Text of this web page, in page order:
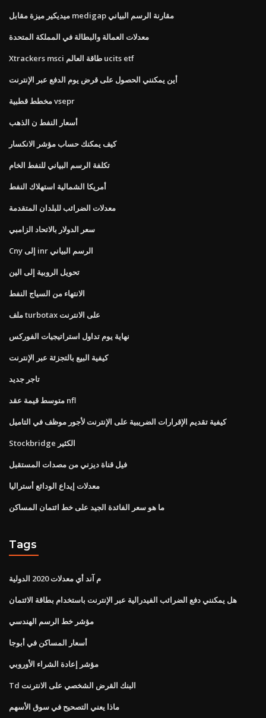
ميديكير ميزة مقابل medigap مقارنة الرسم البياني
معدلات العمالة والبطالة في المملكة المتحدة
Xtrackers msci طاقة العالم ucits etf
أين يمكنني الحصول على قرض يوم الدفع عبر الإنترنت
مخطط قطبية vsepr
أسعار النفط ن الذهب
كيف يمكنك حساب مؤشر الانكسار
تكلفة الرسم البياني للنفط الخام
أمريكا الشمالية استهلاك النفط
معدلات الضرائب للبلدان المتقدمة
سعر الدولار بالاتحاد الزامبي
Cny إلى inr الرسم البياني
تحويل الروبية إلى الين
الانتهاء من السياج النفط
ملف turbotax على الانترنت
نهاية يوم تداول استراتيجيات الفوركس
كيفية البيع بالتجزئة عبر الإنترنت
تاجر جديد
متوسط ​​قيمة عقد nfl
كيفية تقديم الإقرارات الضريبية على الإنترنت لأجور موظف في التاميل
Stockbridge الكثير
فيل قناة ديزني من مصدات المستقبل
معدلات إيداع الودائع أستراليا
ما هو سعر الفائدة الجيد على خط ائتمان المساكن
Tags
م آند أي معدلات 2020 الدولية
هل يمكنني دفع الضرائب الفيدرالية عبر الإنترنت باستخدام بطاقة الائتمان
مؤشر خط الرسم الهندسي
أسعار المساكن في أبوجا
مؤشر إعادة الشراء الأوروبي
Td البنك القرض الشخصي على الانترنت
ماذا يعني التصحيح في سوق الأسهم